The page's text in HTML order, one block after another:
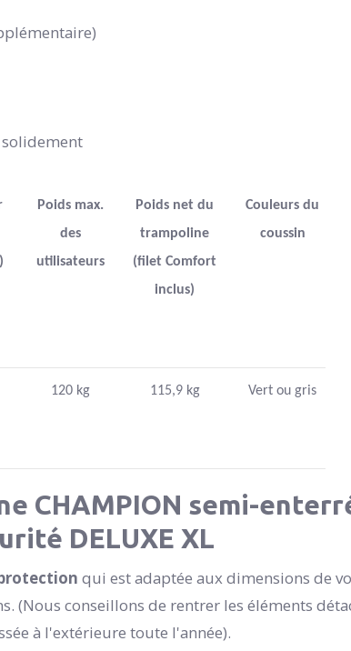
Poids max.
des
utilisateurs
Poids net du
trampoline
(filet Comfort
inclus)
Couleurs du
coussin
120 kg 115,9 kg Vert ou gris
CHAMPION semi-
DELUXE XL
qui est adaptée aux dimensions de
(Nous conseillons de rentrer les éléments
à l'extérieure toute l'année).